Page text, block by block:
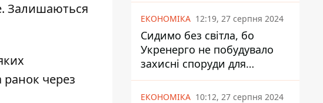
Залишаються
ранок через
ЕКОНОМІКА 12:19, 27 серпня 2024
Сидимо без світла, бо
Укренерго не побудувало
захисні споруди для
енергетики - нардеп
Кучеренко
ЕКОНОМІКА 10:12, 27 серпня 2024